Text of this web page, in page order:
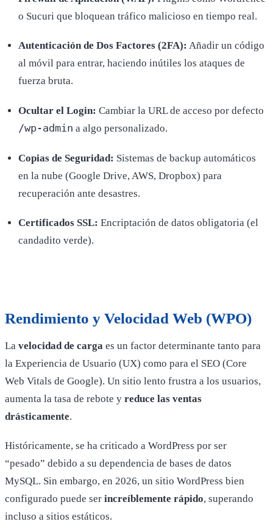
o Sucuri que bloquean tráfico malicioso en tiempo real.
Autenticación de Dos Factores (2FA): Añadir un código
al móvil para entrar, haciendo inútiles los ataques de
fuerza bruta.
Ocultar el Login: Cambiar la URL de acceso por defecto
/wp-admin a algo personalizado.
Copias de Seguridad: Sistemas de backup automáticos
en la nube (Google Drive, AWS, Dropbox) para
recuperación ante desastres.
Certificados SSL: Encriptación de datos obligatoria (el
candadito verde).
Rendimiento y Velocidad Web (WPO)
La velocidad de carga es un factor determinante tanto para
la Experiencia de Usuario (UX) como para el SEO (Core
Web Vitals de Google). Un sitio lento frustra a los usuarios,
aumenta la tasa de rebote y reduce las ventas
drásticamente.
Históricamente, se ha criticado a WordPress por ser
“pesado” debido a su dependencia de bases de datos
MySQL. Sin embargo, en 2026, un sitio WordPress bien
configurado puede ser increíblemente rápido, superando
incluso a sitios estáticos.